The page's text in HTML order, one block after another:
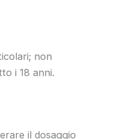
non
i 18 anni.
il dosaggio